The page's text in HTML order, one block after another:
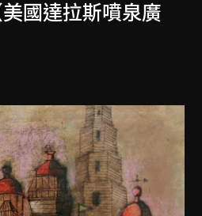
國達拉斯噴泉廣